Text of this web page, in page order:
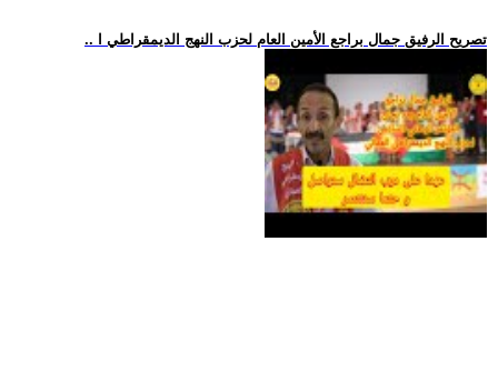
.. تصريح الرفيق جمال براجع الأمين العام لحزب النهج الديمقراطي ا